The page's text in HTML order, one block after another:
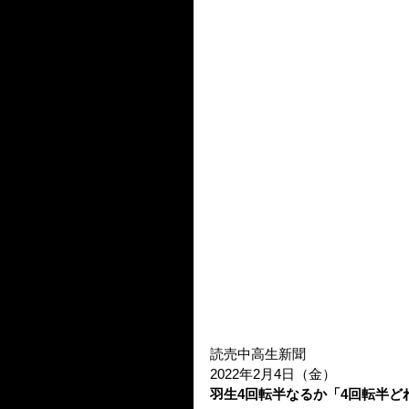
読売中高生新聞
2022年2月4日（金）
羽生4回転半なるか「4回転半ど